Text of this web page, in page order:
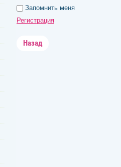
Запомнить меня
Регистрация
Назад